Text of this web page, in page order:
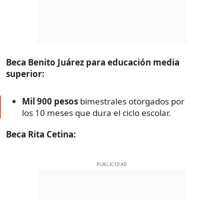
Beca Benito Juárez para educación media
superior:
Mil 900 pesos bimestrales otorgados por
los 10 meses que dura el ciclo escolar.
Beca Rita Cetina:
PUBLICIDAD